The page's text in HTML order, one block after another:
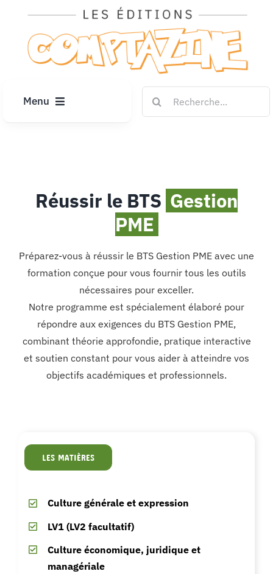
contenu
Menu
LE KIOSQUE
MON COMPTE
PANIER
STUDORIA
Réussir le BTS Gestion
PME
Préparez-vous à réussir le BTS Gestion PME avec une
formation conçue pour vous fournir tous les outils
nécessaires pour exceller.
Notre programme est spécialement élaboré pour
répondre aux exigences du BTS Gestion PME,
combinant théorie approfondie, pratique interactive
et soutien constant pour vous aider à atteindre vos
objectifs académiques et professionnels.
LES MATIÈRES
Culture générale et expression
LV1 (LV2 facultatif)
Culture économique, juridique et
managériale